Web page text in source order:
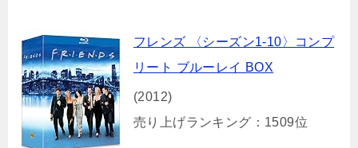
フレンズ 〈シーズン1-10〉コンプ
リート ブルーレイ BOX
(2012)
売り上げランキング：1509位